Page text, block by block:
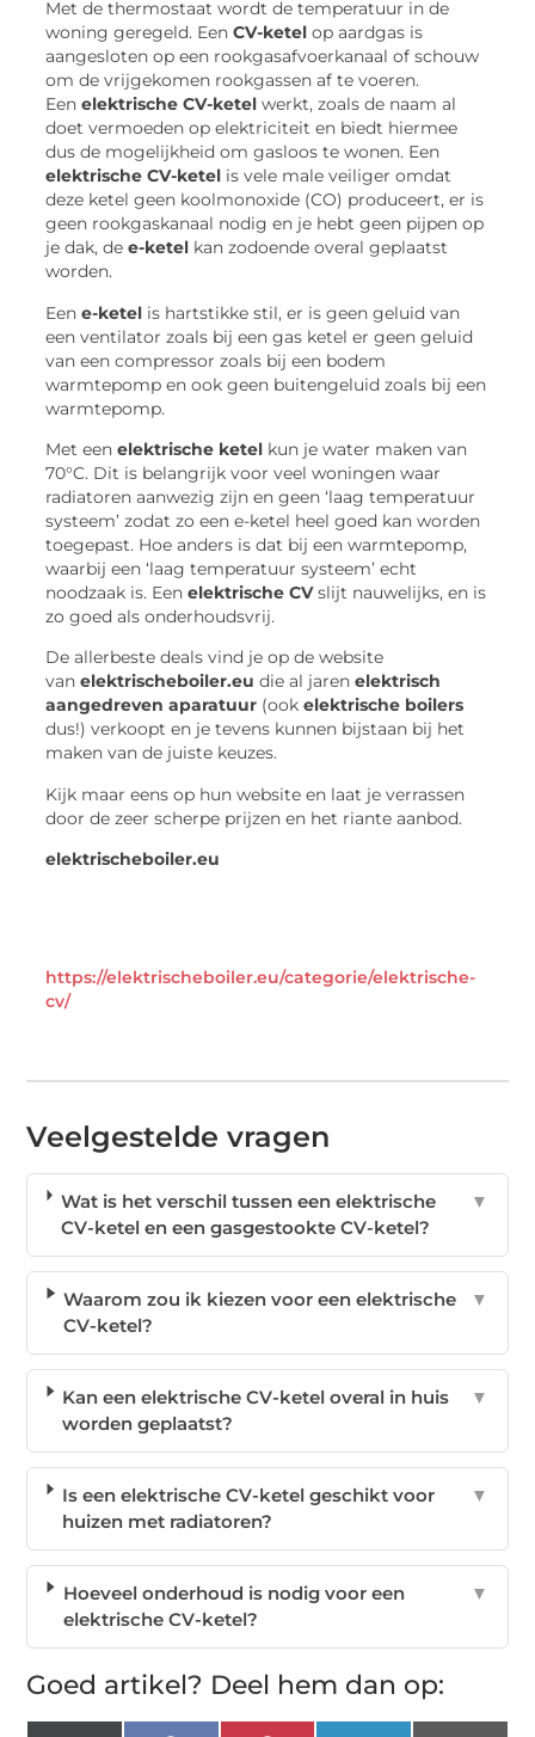
Met de thermostaat wordt de temperatuur in de
woning geregeld. EenCV-ketel op aardgas is
aangesloten op een rookgasafvoerkanaal of schouw
om de vrijgekomen rookgassen af te voeren.
Eenelektrische CV-ketel werkt, zoals de naam al
doet vermoeden op elektriciteit en biedt hiermee
dus de mogelijkheid om gasloos te wonen. Een
elektrische CV-ketel is vele male veiliger omdat
deze ketel geen koolmonoxide (CO) produceert, er is
geen rookgaskanaal nodig en je hebt geen pijpen op
je dak, dee-ketel kan zodoende overal geplaatst
worden.
Een e-ketel is hartstikke stil, er is geen geluid van
een ventilator zoals bij een gas ketel er geen geluid
van een compressor zoals bij een bodem
warmtepomp en ook geen buitengeluid zoals bij een
warmtepomp.
Met eenelektrische ketel kun je water maken van
70°C. Dit is belangrijk voor veel woningen waar
radiatoren aanwezig zijn en geen ‘laag temperatuur
systeem’ zodat zo een e-ketel heel goed kan worden
toegepast. Hoe anders is dat bij een warmtepomp,
waarbij een ‘laag temperatuur systeem’ echt
noodzaak is. Eenelektrische CVslijt nauwelijks, en is
zo goed als onderhoudsvrij.
De allerbeste deals vind je op de website
vanelektrischeboiler.eu die al jarenelektrisch
aangedreven aparatuur (ookelektrische boilers
dus!) verkoopt en je tevens kunnen bijstaan bij het
maken van de juiste keuzes.
Kijk maar eens op hun website en laat je verrassen
door de zeer scherpe prijzen en het riante aanbod.
elektrischeboiler.eu
https://elektrischeboiler.eu/categorie/elektrische-
cv/
Veelgestelde vragen
Wat is het verschil tussen een elektrische
CV-ketel en een gasgestookte CV-ketel?
▼
Waarom zou ik kiezen voor een elektrische
CV-ketel?
▼
Kan een elektrische CV-ketel overal in huis
worden geplaatst?
▼
Is een elektrische CV-ketel geschikt voor
huizen met radiatoren?
▼
Hoeveel onderhoud is nodig voor een
elektrische CV-ketel?
▼
Goed artikel? Deel hem dan op: